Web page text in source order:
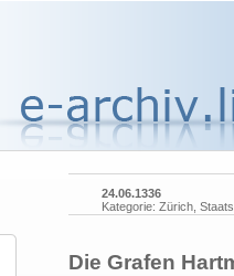
24.06.1336
Kategorie: Zürich,
Die Grafen